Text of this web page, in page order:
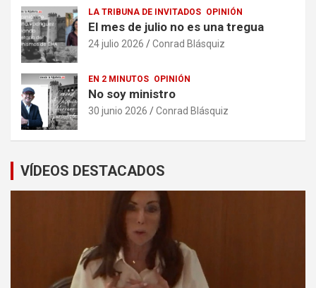
LA TRIBUNA DE INVITADOS OPINIÓN
El mes de julio no es una tregua
24 julio 2026 Conrad Blásquiz
EN 2 MINUTOS OPINIÓN
No soy ministro
30 junio 2026 Conrad Blásquiz
VÍDEOS DESTACADOS